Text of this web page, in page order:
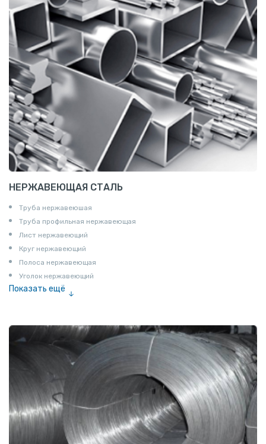
НЕРЖАВЕЮЩАЯ СТАЛЬ
Труба нержавеюшая
Труба профильная нержавеющая
Лист нержавеющий
Круг нержавеющий
Полоса нержавеющая
Уголок нержавеющий
Показать ещё